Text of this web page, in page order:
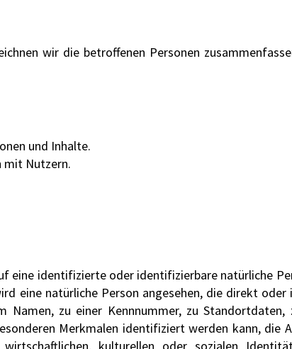
wir die betroffenen Personen
und Inhalte.
Nutzern.
eine identifizierte oder identifizierbare natürliche
eine natürliche Person angesehen, die direkt oder
Namen, zu einer Kennnummer, zu Standortdaten,
Merkmalen identifiziert werden kann, die